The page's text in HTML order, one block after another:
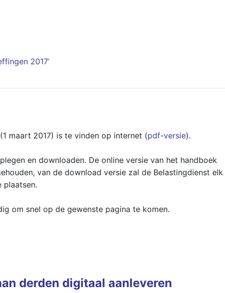
2017’
maart 2017) is te vinden op internet (pdf-versie).
en downloaden. De online versie van het handboek
van de download versie zal de Belastingdienst elk
plaatsen.
om snel op de gewenste pagina te komen.
derden digitaal aanleveren